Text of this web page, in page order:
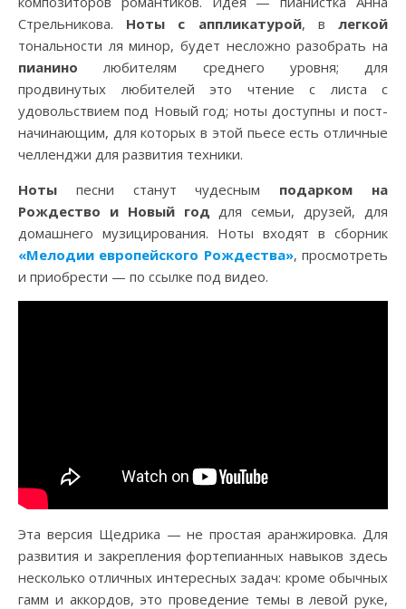
Стрельникова. Ноты с аппликатурой, влегкой
тональности ля минор, будет несложно разобрать на
пианино любителям среднего уровня; для
продвинутых любителей это чтение с листа с
удовольствием под Новый год; ноты доступны и пост-
начинающим, для которых в этой пьесе есть отличные
челленджи для развития техники.
Ноты песни станут чудесным подарком на
Рождество и Новый год для семьи, друзей, для
домашнего музицирования. Ноты входят в сборник
«Мелодии европейского Рождества», просмотреть
и приобрести — по ссылке под видео.
Эта версия Щедрика — не простая аранжировка. Для
развития и закрепления фортепианных навыков здесь
несколько отличных интересных задач: кроме обычных
гамм и аккордов, это проведение темы в левой руке,